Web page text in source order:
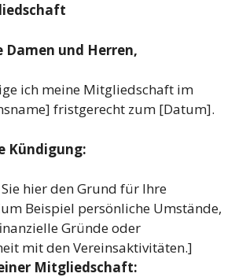
Damen und Herren,
ich meine Mitgliedschaft im
fristgerecht zum [Datum].
Kündigung:
hier den Grund für Ihre
Beispiel persönliche Umstände,
Gründe oder
mit den Vereinsaktivitäten.]
Mitgliedschaft: